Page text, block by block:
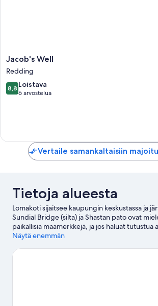
Jacob's
Well
Redding
Jacob's Well
Redding
8.8
kautta
8,8 Loistava
6 arvostelua
Vertaile samankaltaisiin
Tietoja alueesta
Lomakoti sijaitsee kaupungin keskustassa ja
Sundial Bridge (silta) ja Shastan pato ovat
paikallisia maamerkkejä, ja jos haluat tutustua
lisää Whiskeytown Shasta Trinity National
Recreation Area - Shasta Unit listallesi. Oletko
Näytä enemmän